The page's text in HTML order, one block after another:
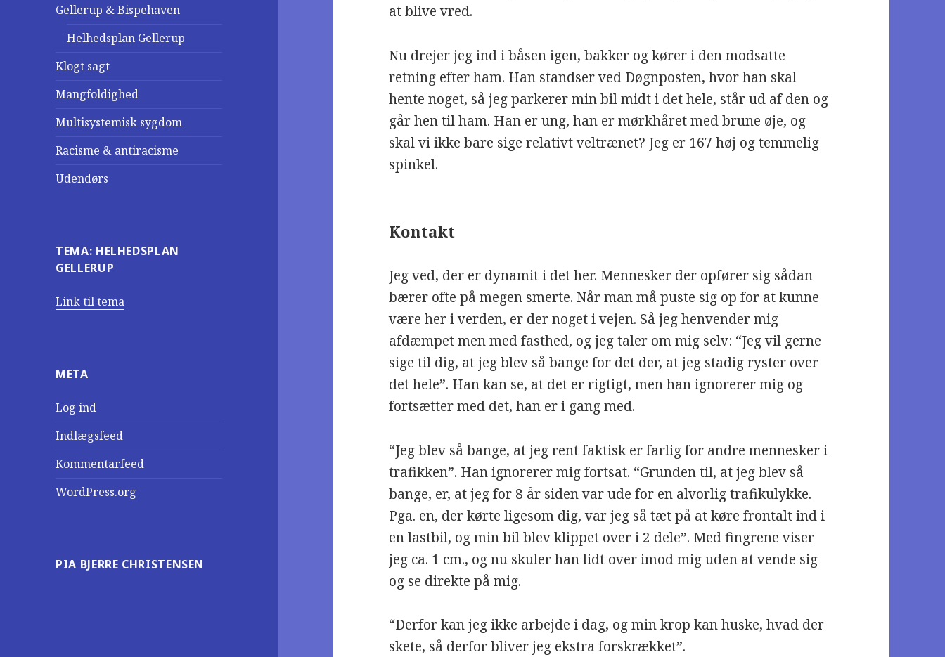
Gellerup & Bispehaven
Helhedsplan Gellerup
Klogt sagt
Mangfoldighed
Multisystemisk sygdom
Racisme & antiracisme
Udendørs
TEMA: HELHEDSPLAN
GELLERUP
Link til tema
META
Log ind
Indlægsfeed
Kommentarfeed
WordPress.org
PIA BJERRE CHRISTENSEN
at blive vred.
Nu drejer jeg ind i båsen igen, bakker og kører i den modsatte
retning efter ham. Han standser ved Døgnposten, hvor han skal
hente noget, så jeg parkerer min bil midt i det hele, står ud af den og
går hen til ham. Han er ung, han er mørkhåret med brune øje, og
skal vi ikke bare sige relativt veltrænet? Jeg er 167 høj og temmelig
spinkel.
Kontakt
Jeg ved, der er dynamit i det her. Mennesker der opfører sig sådan
bærer ofte på megen smerte. Når man må puste sig op for at kunne
være her i verden, er der noget i vejen. Så jeg henvender mig
afdæmpet men med fasthed, og jeg taler om mig selv: “Jeg vil gerne
sige til dig, at jeg blev så bange for det der, at jeg stadig ryster over
det hele”. Han kan se, at det er rigtigt, men han ignorerer mig og
fortsætter med det, han er i gang med.
“Jeg blev så bange, at jeg rent faktisk er farlig for andre mennesker i
trafikken”. Han ignorerer mig fortsat. “Grunden til, at jeg blev så
bange, er, at jeg for 8 år siden var ude for en alvorlig trafikulykke.
Pga. en, der kørte ligesom dig, var jeg så tæt på at køre frontalt ind i
en lastbil, og min bil blev klippet over i 2 dele”. Med fingrene viser
jeg ca. 1 cm., og nu skuler han lidt over imod mig uden at vende sig
og se direkte på mig.
“Derfor kan jeg ikke arbejde i dag, og min krop kan huske, hvad der
skete, så derfor bliver jeg ekstra forskrækket”.